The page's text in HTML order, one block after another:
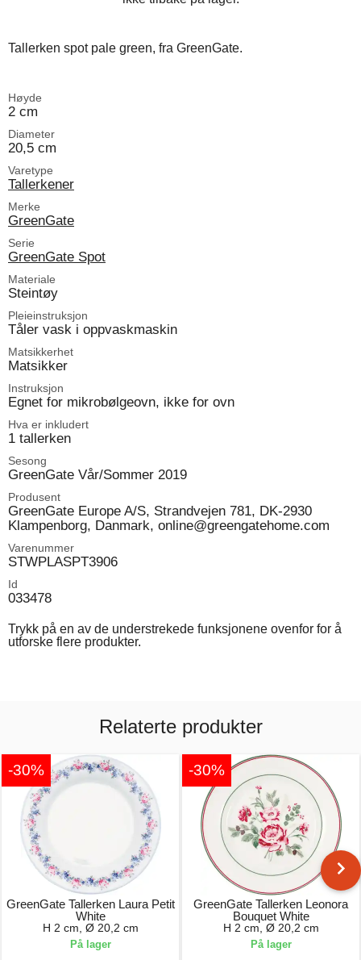
Tallerken spot pale green, fra GreenGate.
Høyde
2 cm
Diameter
20,5 cm
Varetype
Tallerkener
Merke
GreenGate
Serie
GreenGate Spot
Materiale
Steintøy
Pleieinstruksjon
Tåler vask i oppvaskmaskin
Matsikkerhet
Matsikker
Instruksjon
Egnet for mikrobølgeovn, ikke for ovn
Hva er inkludert
1 tallerken
Sesong
GreenGate Vår/Sommer 2019
Produsent
GreenGate Europe A/S, Strandvejen 781, DK-2930
Klampenborg, Danmark, online@greengatehome.com
Varenummer
STWPLASPT3906
Id
033478
Trykk på en av de understrekede funksjonene ovenfor for å
utforske flere produkter.
Relaterte produkter
-30%
GreenGate Tallerken Laura Petit
White
H 2 cm, Ø 20,2 cm
På lager
-30%
GreenGate Tallerken Leonora
Bouquet White
H 2 cm, Ø 20,2 cm
På lager